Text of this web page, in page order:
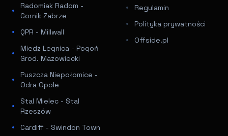
Radomiak Radom -
Gornik Zabrze
QPR - Millwall
Miedz Legnica - Pogoń
Grod. Mazowiecki
Puszcza Niepołomice -
Odra Opole
Stal Mielec - Stal
Rzeszów
Cardiff - Swindon Town
Regulamin
Polityka prywatności
Offside.pl